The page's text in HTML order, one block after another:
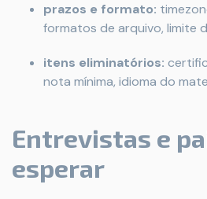
prazos e formato:
formatos de arquivo, limite
itens eliminatórios:
nota mínima, idioma do
Entrevistas e
esperar